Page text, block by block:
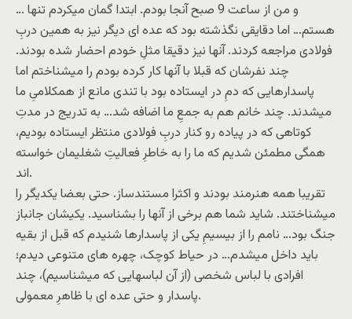
… و من از ساعت 9 صبح آنجا بودم. ابتدا گمان میکردم تنها
هستم… اما دقایقی نگذشته بود که عده ای دیگر نیز به همین دربِ
فولادی مراجعه کردند. آنها نیز دقیقا مثلِ خودم احضار شده بودند.
چند نفرشان که قبلا با آنها کار کرده بودم را میشناختم اما
پاسدارهایی که دمِ در ایستاده بود با تندی مانع از همکلامیِ ما
میشدند. چند خانم هم به جمعِ ما اضافه شد… به تدریج در مدتِ
کوتاهی که در پیاده رو کنار دربِ فولادی منتظر ایستاده بودیم،
همگی مطمئن شدیم که ما را به خاطرِ فعالیتِ شغلیمان خواسته
اند.
تقریبا همه هنرمند بودند و اکثرا مستندساز. حتی بعضا یکدیگر را
میشناختند. شاید شما هم برخی از آنها را بشناسید. یکیشان جانباز
جنگ بود… نامم را از بیسیمِ یکی از پاسدارها شنیدم که قبل از بقیه
باید داخل میشدم… در حیاط کوچک، چهره های متنوعی دیدم؛
افرادی با لباس شخصی (از آن لباسهایی که میشناسیم)، چند
پاسدار و حتی عده ای با ظاهرِ معمولی.